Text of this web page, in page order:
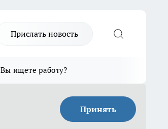
Прислать новость
Вы ищете работу?
Принять